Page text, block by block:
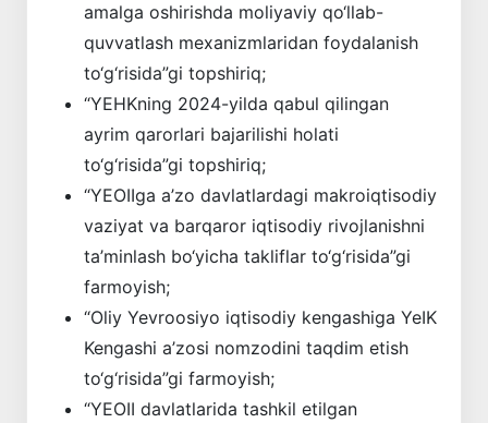
amalga oshirishda moliyaviy qo‘llab-
quvvatlash mexanizmlaridan foydalanish
to‘g‘risida”gi topshiriq;
“YEHKning 2024-yilda qabul qilingan
ayrim qarorlari bajarilishi holati
to‘g‘risida”gi topshiriq;
“YEOIIga a’zo davlatlardagi makroiqtisodiy
vaziyat va barqaror iqtisodiy rivojlanishni
ta’minlash bo‘yicha takliflar to‘g‘risida”gi
farmoyish;
“Oliy Yevroosiyo iqtisodiy kengashiga YeIK
Kengashi a’zosi nomzodini taqdim etish
to‘g‘risida”gi farmoyish;
“YEOII davlatlarida tashkil etilgan